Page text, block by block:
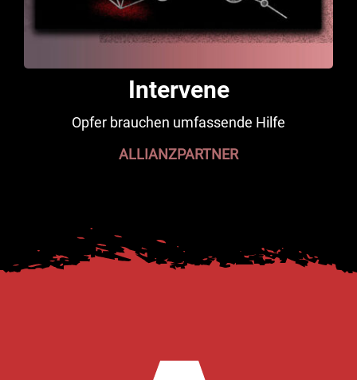
Intervene
Opfer brauchen umfassende Hilfe
ALLIANZPARTNER